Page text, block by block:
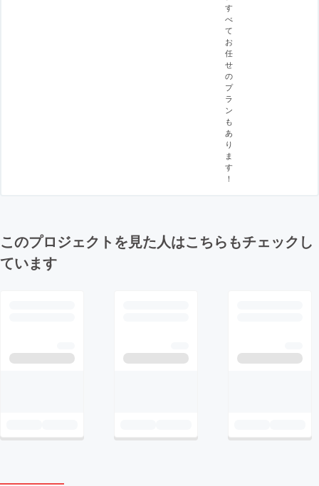
す
べ
て
お
任
せ
の
プ
ラ
ン
も
あ
り
ま
す
！
このプロジェクトを見た人はこちらもチェックし
ています